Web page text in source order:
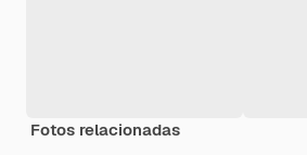
Fotos relacionadas